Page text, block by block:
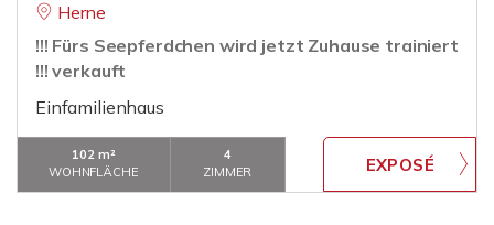
Herne
!!! Fürs Seepferdchen wird jetzt Zuhause trainiert
!!! verkauft
Einfamilienhaus
102 m²
WOHNFLÄCHE
4
ZIMMER